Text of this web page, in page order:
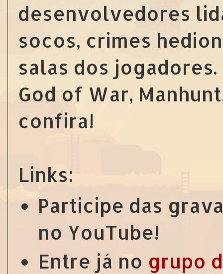
desenvolvedores
socos, crimes
salas dos
God of War,
confira!
Links:
Participe das
no YouTube!
Entre já no grupo